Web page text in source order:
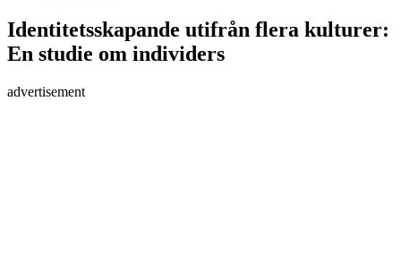
Identitetsskapande utifrån flera kulturer:
En studie om individers
advertisement